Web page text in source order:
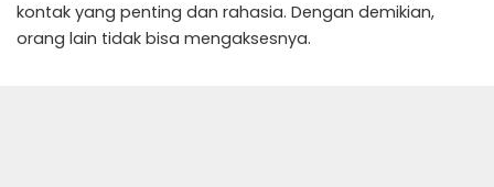
kontak yang penting dan rahasia. Dengan demikian,
orang lain tidak bisa mengaksesnya.